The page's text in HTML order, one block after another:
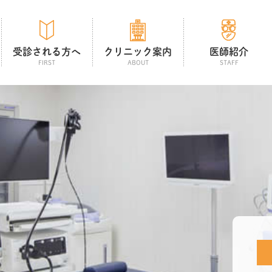
受診される方へ
FIRST
クリニック案内
ABOUT
医師紹介
STAFF